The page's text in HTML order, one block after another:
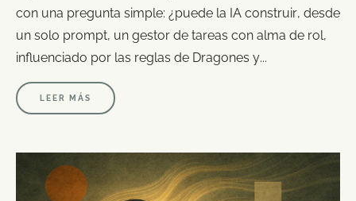
con una pregunta simple: ¿puede la IA construir, desde
un solo prompt, un gestor de tareas con alma de rol,
influenciado por las reglas de Dragones y...
LEER MÁS